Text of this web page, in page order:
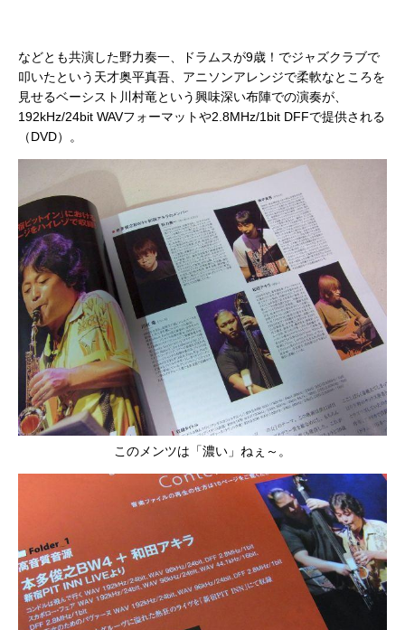
などとも共演した野力奏一、ドラムスが9歳！でジャズクラブで
叩いたという天才奥平真吾、アニソンアレンジで柔軟なところを
見せるベーシスト川村竜という興味深い布陣での演奏が、
192kHz/24bit WAVフォーマットや2.8MHz/1bit DFFで提供される
（DVD）。
このメンツは「濃い」ねぇ～。